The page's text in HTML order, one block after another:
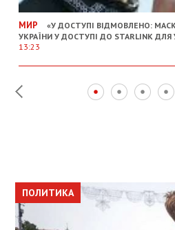
МИР
«У ДОСТУПІ ВІДМОВЛЕНО:
УКРАЇНИ У ДОСТУПІ ДО STARLINK
13:23
ПОЛИТИКА
ПОЛИТИКА
ОБЩЕСТВО
ПОЛИТИКА
ЭКОНОМИКА